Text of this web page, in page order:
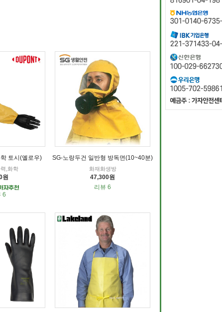
토시(옐로우)
,화학
원
6
SG-노랑두건 일반형 방독면(10~40분)
화재화생방
47,300원
리뷰 6